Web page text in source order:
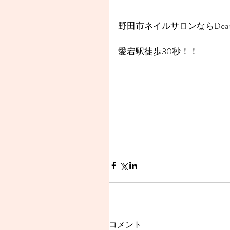
野田市ネイルサロンなら
愛宕駅徒歩30秒！！
コメント